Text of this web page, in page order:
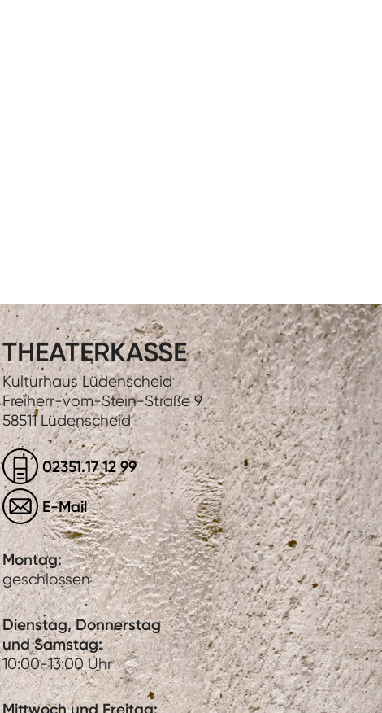
THEATERKASSE
Kulturhaus Lüdenscheid
Freiherr-vom-Stein-Straße 9
58511 Lüdenscheid
02351.17 12 99
E-Mail
Montag:
geschlossen
Dienstag, Donnerstag
und Samstag:
10:00-13:00 Uhr